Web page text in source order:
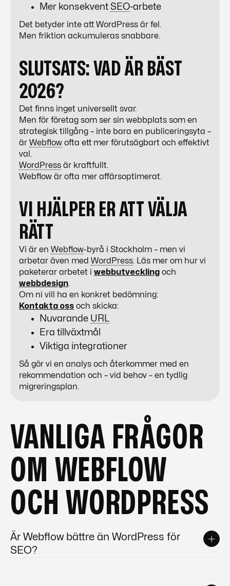
Mer konsekvent SEO-arbete
Det betyder inte att WordPress är fel.
Men friktion ackumuleras snabbare.
SLUTSATS: VAD ÄR BÄST
2026?
Det finns inget universellt svar.
Men för företag som ser sin webbplats som en
strategisk tillgång – inte bara en publiceringsyta –
är Webflow ofta ett mer förutsägbart och effektivt
val.
WordPress är kraftfullt.
Webflow är ofta mer affärsoptimerat.
VI HJÄLPER ER ATT VÄLJA
RÄTT
Vi är en Webflow-byrå i Stockholm – men vi
arbetar även med WordPress. Läs mer om hur vi
paketerar arbetet i webbutveckling och
webbdesign.
Om ni vill ha en konkret bedömning:
Kontakta oss och skicka:
Nuvarande URL
Era tillväxtmål
Viktiga integrationer
Så gör vi en analys och återkommer med en
rekommendation och – vid behov – en tydlig
migreringsplan.
VANLIGA FRÅGOR
OM WEBFLOW
OCH WORDPRESS
Är Webflow bättre än WordPress för
SEO?